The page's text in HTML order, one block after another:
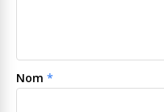
Nom *